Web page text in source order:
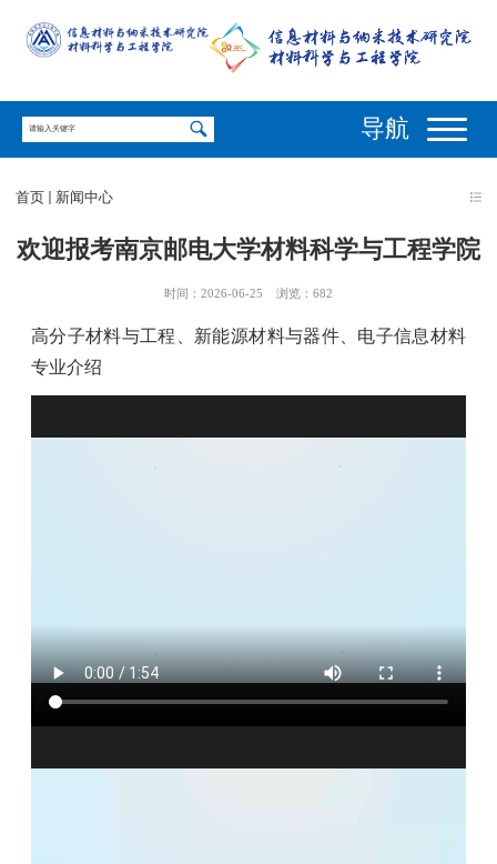
导航
首页 新闻中心
欢迎报考南京邮电大学材料科学与工程学院
时间：2026-06-25 浏览： 682
高分子材料与工程、新能源材料与器件、电子信息材料
专业介绍